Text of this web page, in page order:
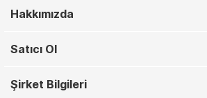
Hakkımızda
Satıcı Ol
Şirket Bilgileri